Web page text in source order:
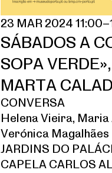
23 MAR 2024
SÁBADOS A
SOPA
MARTA
CONVERSA
Helena Vieira,
Verónica Magalhães
JARDINS DO
CAPELA CARLOS